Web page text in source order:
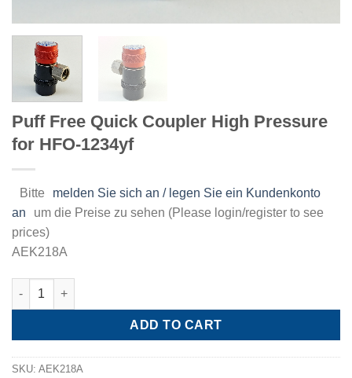
Puff Free Quick Coupler High Pressure
for HFO-1234yf
Bitte
melden Sie sich an / legen Sie ein Kundenkonto
an
um die Preise zu sehen (Please login/register to see
prices)
AEK218A
Puff Free Quick Coupler High Pressure for HFO-1234yf quantity
ADD TO CART
SKU: AEK218A